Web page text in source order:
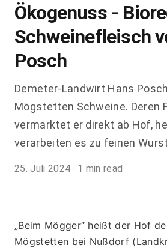
Ökogenuss -
Schweinefleisch
Posch
Demeter-Landwirt Hans
Mögstetten Schweine. Deren
vermarktet er direkt ab Hof,
verarbeiten es zu feinen
25. Juli 2024 · 1 min read
„Beim Mögger“ heißt der Hof
Mögstetten bei Nußdorf